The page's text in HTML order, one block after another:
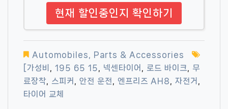
현재 할인중인지 확인하기
Automobiles, Parts & Accessories
[가성비
195 65 15 넥센타이어 로드 바이크
무
료장착
스피커 안전 운전 엔프리즈 AH8 자전거
타이어 교체